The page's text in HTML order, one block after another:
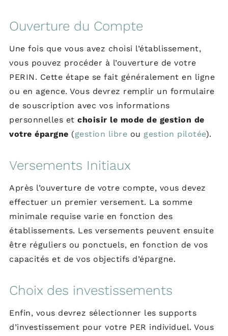
Ouverture du Compte
Une fois que vous avez choisi l’établissement,
vous pouvez procéder à l’ouverture de votre
PERIN. Cette étape se fait généralement en ligne
ou en agence. Vous devrez remplir un formulaire
de souscription avec vos informations
personnelles et choisir le mode de gestion de
votre épargne (gestion libre ou gestion pilotée).
Versements Initiaux
Après l’ouverture de votre compte, vous devez
effectuer un premier versement. La somme
minimale requise varie en fonction des
établissements. Les versements peuvent ensuite
être réguliers ou ponctuels, en fonction de vos
capacités et de vos objectifs d’épargne.
Choix des investissements
Enfin, vous devrez sélectionner les supports
d’investissement pour votre PER individuel. Vous